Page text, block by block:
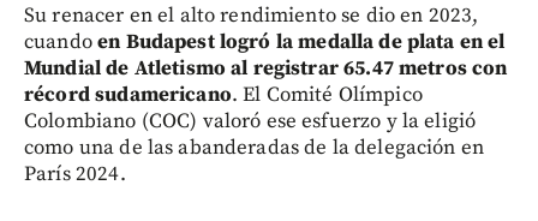
Su renacer en el alto rendimiento se dio en 2023,
cuandoen Budapest logró la medalla de plata en el
Mundial de Atletismo al registrar 65.47 metros con
récord sudamericano. El Comité Olímpico
Colombiano (COC) valoró ese esfuerzo y la eligió
como una de las abanderadas de la delegación en
París 2024.